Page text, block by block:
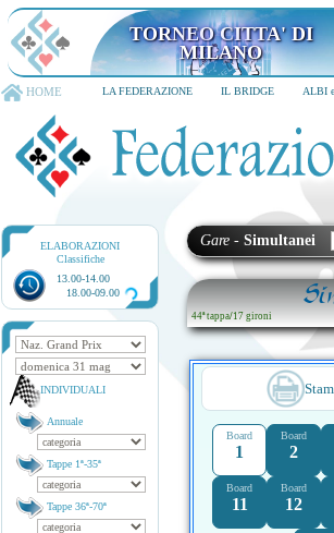
TORNEO CITTA' DI MILANO
6-8 dicembre 2026
HOME LA FEDERAZIONE IL BRIDGE ALBI
ELABORAZIONI
Classifiche
13.00-14.00
18.00-09.00
INDIVIDUALI
Annuale
Tappe 1ª-35ª
Tappe 36ª-70ª
Gare - Simultanei
44ª tappa/17 gironi
Board
1
Board
2
Board
11
Board
12